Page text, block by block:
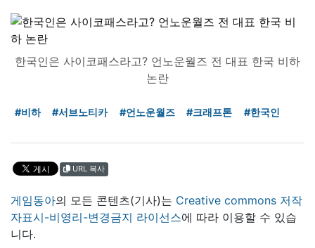
한국인은 사이코패스라고? 언노운월즈 전 대표 한국 비하
논란
#비하 #서브노티카 #언노운월즈 #크래프톤 #한국인
URL 복사
게임동아의 모든 콘텐츠(기사)는 Creative commons 저작
자표시-비영리-변경금지 라이선스에 따라 이용할 수 있습
니다.